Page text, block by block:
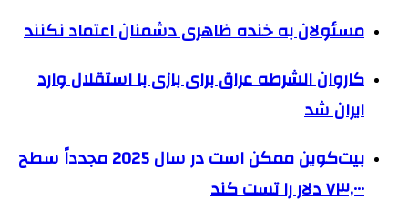
مسئولان به خنده ظاهری دشمنان اعتماد نکنند
کاروان الشرطه عراق برای بازی با استقلال وارد
ایران شد
بیت‌کوین ممکن است در سال 2025 مجدداً سطح
۷۳,۰۰۰ دلار را تست کند